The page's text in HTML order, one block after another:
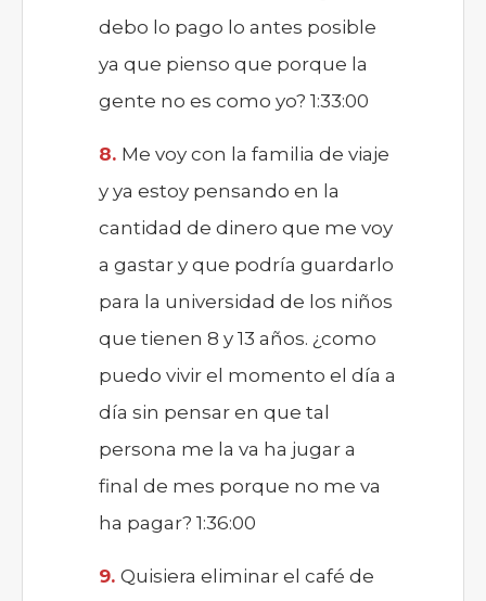
debo lo pago lo antes posible
ya que pienso que porque la
gente no es como yo? 1:33:00
Me voy con la familia de viaje
y ya estoy pensando en la
cantidad de dinero que me voy
a gastar y que podría guardarlo
para la universidad de los niños
que tienen 8 y 13 años. ¿como
puedo vivir el momento el día a
día sin pensar en que tal
persona me la va ha jugar a
final de mes porque no me va
ha pagar? 1:36:00
Quisiera eliminar el café de